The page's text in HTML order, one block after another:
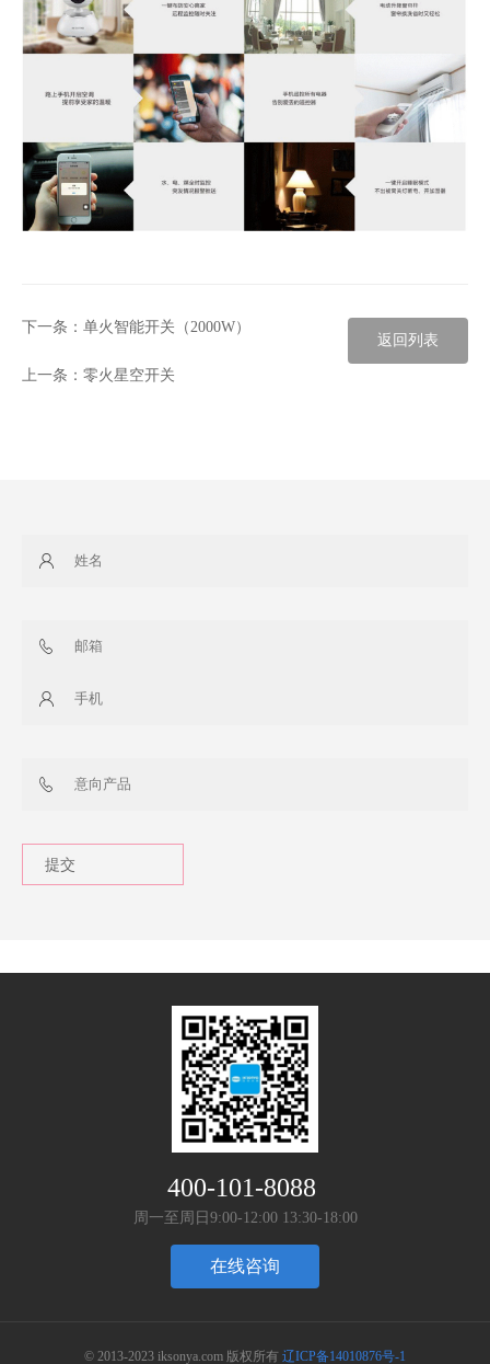
下一条： 单火智能开关（2000W）
上一条： 零火星空开关
返回列表
400-101-8088
周一至周日9:00-12:00 13:30-18:00
在线咨询
© 2013-2023 iksonya.com 版权所有 辽ICP备14010876号-1